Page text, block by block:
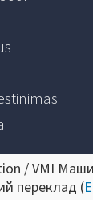
/ VMI
переклад (